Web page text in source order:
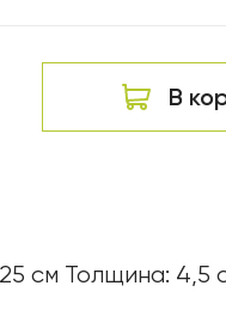
В
см Толщина: 4,5